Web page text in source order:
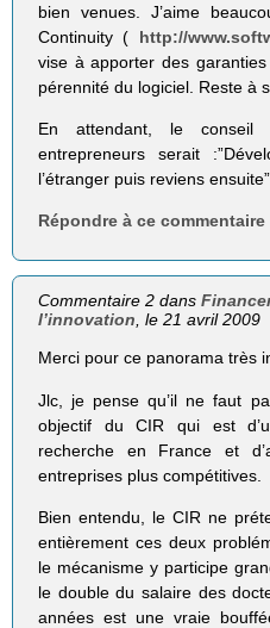
bien venues. J’aime
Continuity ( http://
vise à apporter des
pérennité du logiciel. Reste à
En attendant, le conseil
entrepreneurs serait
l’étranger puis reviens
Répondre à ce commentaire
Commentaire 2 dans
l’innovation, le 21 avril 2009
Merci pour ce panorama très
Jlc, je pense qu’il ne faut
objectif du CIR qui est
recherche en France et
entreprises plus compétitives.
Bien entendu, le CIR ne
entièrement ces deux
le mécanisme y participe
le double du salaire des
années est une vraie